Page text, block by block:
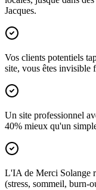
Jacques.
Vos clients potentiels
site, vous êtes invisible
Un site professionnel
40% mieux qu'un
L'IA de Merci Solange
(stress, sommeil, burn-